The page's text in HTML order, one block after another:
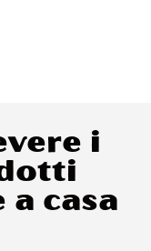
i
casa